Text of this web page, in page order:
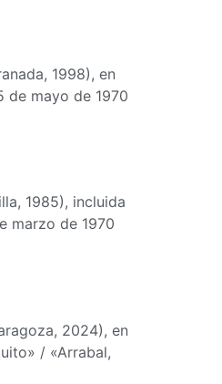
1998), en
de mayo de 1970
1985), incluida
marzo de 1970
2024), en
/ «Arrabal,